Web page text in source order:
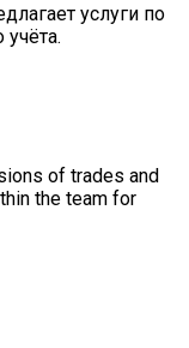
услуги по
of trades and
the team for